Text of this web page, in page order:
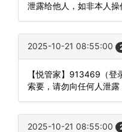
泄露给他人，如非本人操
2025-10-21 08:55:00
【悦管家】913469（登
索要，请勿向任何人泄露
2025-10-21 08:55:00